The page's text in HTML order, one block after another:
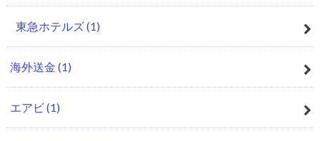
東急ホテルズ(1)
海外送金 (1)
エアビ(1)